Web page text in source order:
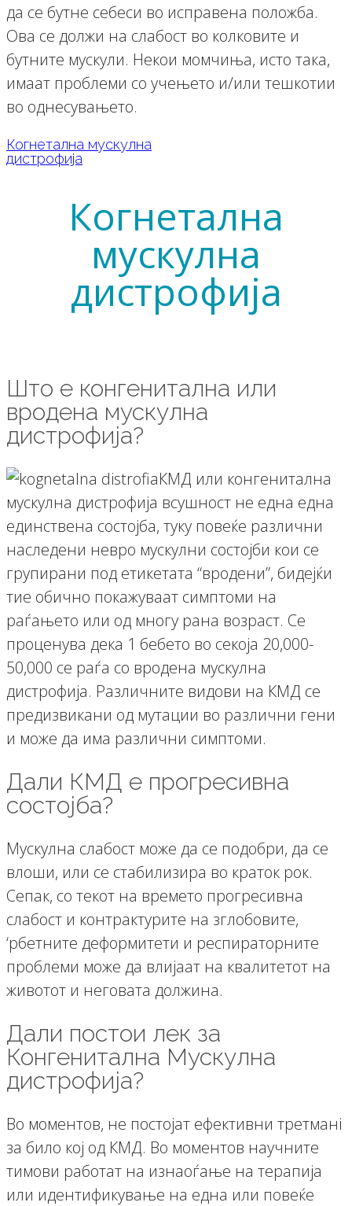
да се бутне себеси во исправена положба.
Ова се должи на слабост во колковите и
бутните мускули. Некои момчиња, исто така,
имаат проблеми со учењето и/или тешкотии
во однесувањето.
Когнетална мускулна
дистрофија
Когнетална
мускулна
дистрофија
Што е конгенитална или
вродена мускулна
дистрофија?
КМД или конгенитална
мускулна дистрофија всушност не една една
единствена состојба, туку повеќе различни
наследени невро мускулни состојби кои се
групирани под етикетата “вродени”, бидејќи
тие обично покажуваат симптоми на
раѓањето или од многу рана возраст. Се
проценува дека 1 бебето во секоја 20,000-
50,000 се раѓа со вродена мускулна
дистрофија. Различните видови на КМД се
предизвикани од мутации во различни гени
и може да има различни симптоми.
Дали КМД е прогресивна
состојба?
Мускулна слабост може да се подобри, да се
влоши, или се стабилизира во краток рок.
Сепак, со текот на времето прогресивна
слабост и контрактурите на зглобовите,
‘рбетните деформитети и респираторните
проблеми може да влијаат на квалитетот на
животот и неговата должина.
Дали постои лек за
Конгенитална Mускулна
дистрофија?
Во моментов, не постојат ефективни третманi
за било кој од КМД. Во моментов научните
тимови работат на изнаоѓање на терапија
или идентификување на една или повеќе